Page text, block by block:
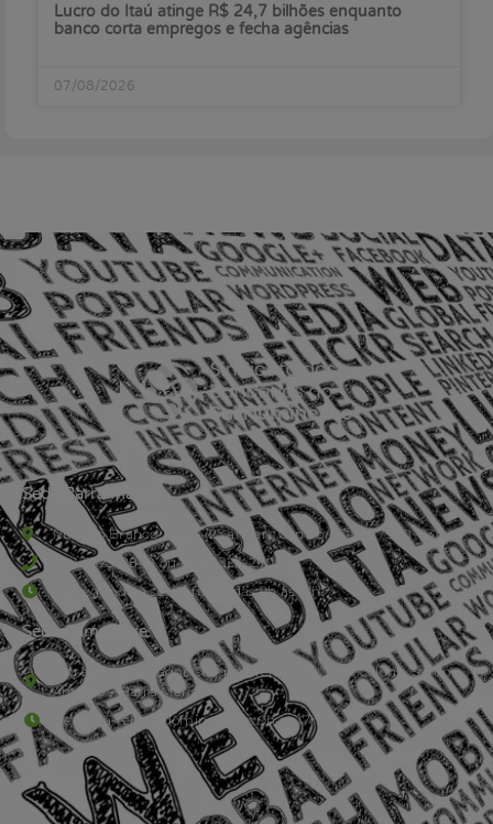
Lucro do Itaú atinge R$ 24,7 bilhões enquanto
banco corta empregos e fecha agências
07/08/2026
Sede Barra Mansa
Rua Rio Branco, nº107 (2º andar), Centro - Cep: 27.330-030
(24) 3323-2848 ou (24) 3323-2500
De segunda à sexta-feira , das 9h às 17h.
Sede Campestre:
Estrada Governador Chagas Freitas – 3.780 – Colônia Santo
Antônio – Barra Mansa
De terça-feira a domingo, das 9h às 17h